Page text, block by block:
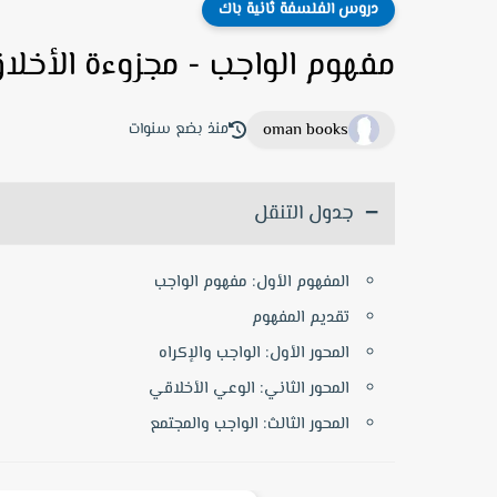
دروس الفلسفة ثانية باك
مفهوم الواجب - مجزوءة
oman books منذ بضع سنوات
جدول التنقل
المفهوم الأول: مفهوم الواجب
تقديم المفهوم
المحور الأول: الواجب والإكراه
المحور الثاني: الوعي الأخلاقي
المحور الثالث: الواجب والمجتمع